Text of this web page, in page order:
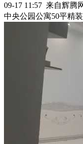
09-17 11:57 来自辉腾
中央公园公寓50平精